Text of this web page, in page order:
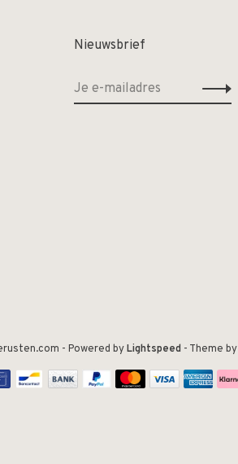
Nieuwsbrief
- Powered byLightspeed- Theme by